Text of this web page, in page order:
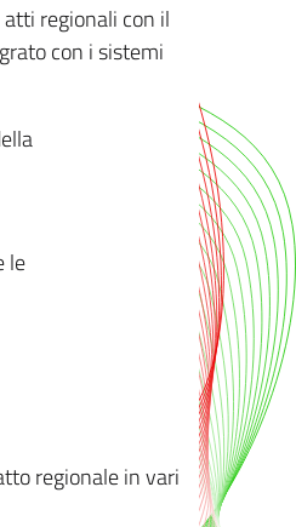
regionali con il
con i sistemi
le
regionale in vari